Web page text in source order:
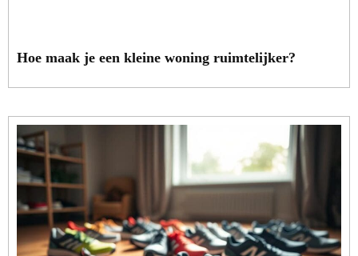
Hoe maak je een kleine woning ruimtelijker?